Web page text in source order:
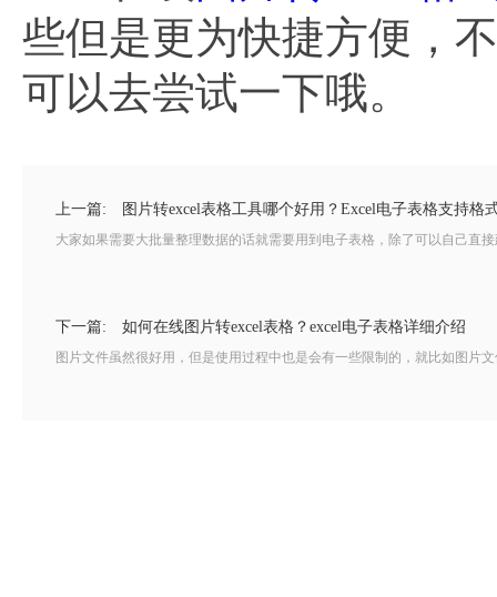
些但是更为快捷方便，
可以去尝试一下哦。
上一篇: 图片转excel表格工具哪个好用？Excel电子表格支持格
大家如果需要大批量整理数据的话就需要用到电子表格，除了可以自己直
下一篇: 如何在线图片转excel表格？excel电子表格详细介绍
图片文件虽然很好用，但是使用过程中也是会有一些限制的，就比如图片